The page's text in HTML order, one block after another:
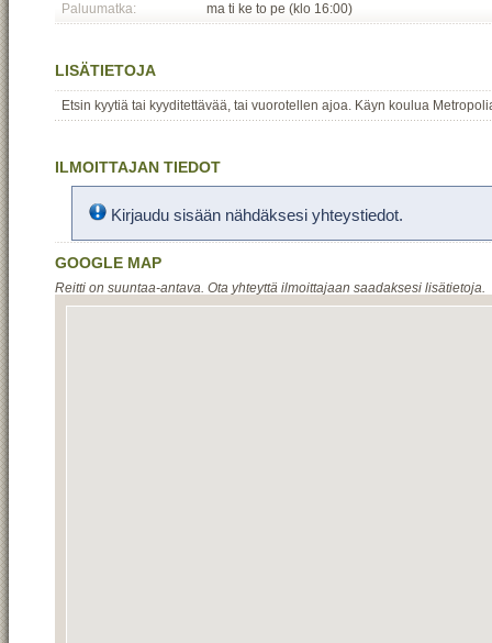
Paluumatka:
ma ti ke to pe (klo 16:00)
LISÄTIETOJA
Etsin kyytiä tai kyyditettävää, tai vuorotellen ajoa. Käyn koulua
ILMOITTAJAN TIEDOT
Kirjaudu sisään nähdäksesi yhteystiedot.
GOOGLE MAP
Reitti on suuntaa-antava. Ota yhteyttä ilmoittajaan saadaksesi lisätietoja.